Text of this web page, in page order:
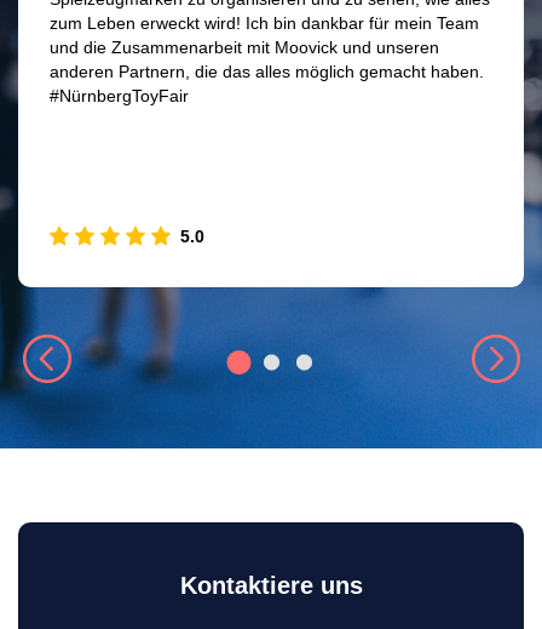
zum Leben erweckt wird! Ich bin dankbar für mein Team
und die Zusammenarbeit mit Moovick und unseren
anderen Partnern, die das alles möglich gemacht haben.
#NürnbergToyFair
5.0
Kontaktiere uns